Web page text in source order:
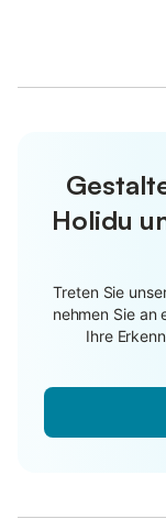
Holidu
Treten Sie
nehmen Sie an
Ihre